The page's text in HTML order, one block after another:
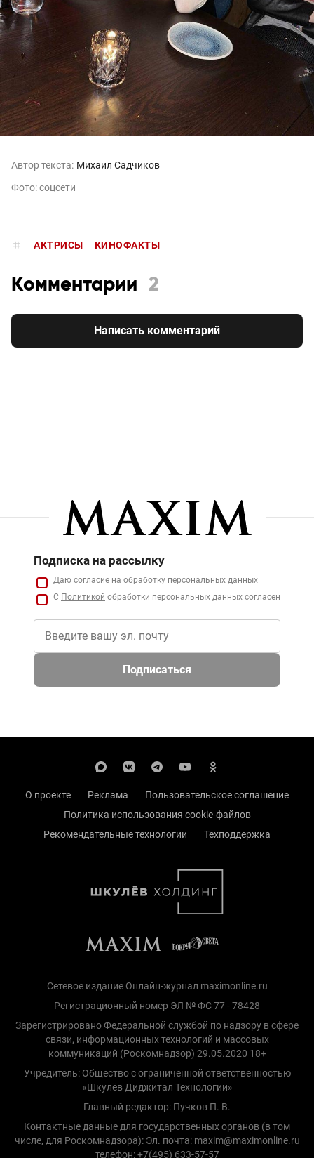
Автор текста: Михаил Садчиков
Фото: соцсети
АКТРИСЫ КИНОФАКТЫ
Комментарии 2
Написать комментарий
Подписка на рассылку
Даю согласие на обработку персональных данных
С Политикой обработки персональных данных согласен
Подписаться
О проекте Реклама
Пользовательское соглашение
Политика использования cookie-файлов
Рекомендательные технологии
Техподдержка
Сетевое издание Онлайн-журнал maximonline.ru
Регистрационный номер ЭЛ № ФС 77 - 78428
Зарегистрировано Федеральной службой по надзору в сфере
связи, информационных технологий и массовых
коммуникаций (Роскомнадзор) 29.05.2020 18+
Учредитель: Общество с ограниченной ответственностью
«Шкулёв Диджитал Технологии»
Главный редактор: Пучков П. В.
Контактные данные для государственных органов (в том
числе, для Роскомнадзора): Эл. почта: maxim@maximonline.ru
телефон: +7(495) 633-57-57